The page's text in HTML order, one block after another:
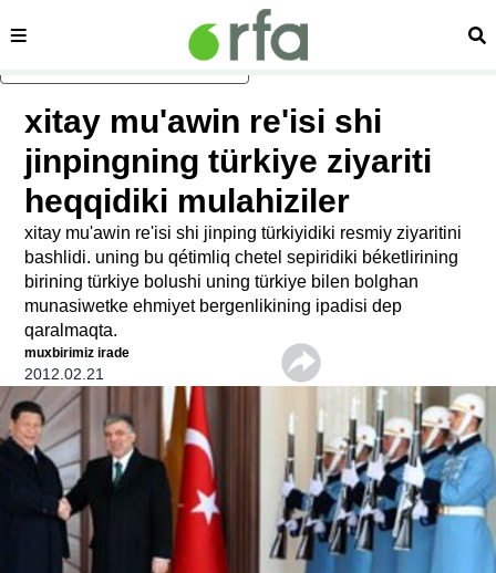
asasliq mezmungha atlang
sehipe
xitay mu'awin re'isi shi
jinpingning türkiye ziyariti
heqqidiki mulahiziler
xitay mu'awin re'isi shi jinping türkiyidiki resmiy ziyaritini
bashlidi. uning bu qétimliq chetel sepiridiki béketlirining
birining türkiye bolushi uning türkiye bilen bolghan
munasiwetke ehmiyet bergenlikining ipadisi dep
qaralmaqta.
muxbirimiz irade
2012.02.21